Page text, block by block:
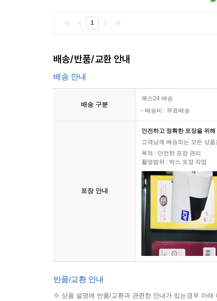
관련된 유적지를 찾아가 보아야겠다는 생각을
느껴질 것이다.
설명일 듯하다. 이를테면 김육 묘의 문인석을 찍
김육 묘의 문인석, 그리고 그 옆엔 6번 국도가
1
배송/반품/교환 안내
배송 안내
배송 구분
예스24 배송
배송비 : 무료배송
포장 안내
안전하고 정확한 포장을 위
고객님께 배송되는 모든 상
목적 : 안전한 포장 관리
촬영범위 : 박스 포장 작업
반품/교환 안내
※ 상품 설명에 반품/교환과 관련한 안내가 있는경우 아